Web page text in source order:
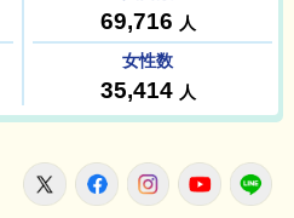
笠間市役所
X FacebookInstagram